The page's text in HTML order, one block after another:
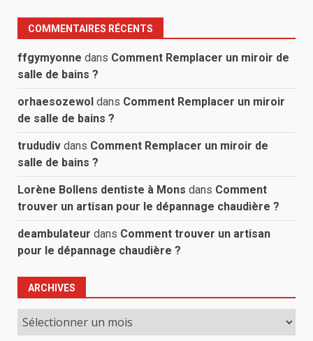
COMMENTAIRES RÉCENTS
ffgymyonne dans Comment Remplacer un miroir de
salle de bains ?
orhaesozewol dans Comment Remplacer un miroir
de salle de bains ?
trududiv dans Comment Remplacer un miroir de
salle de bains ?
Lorène Bollens dentiste à Mons dans Comment
trouver un artisan pour le dépannage chaudière ?
deambulateur dans Comment trouver un artisan
pour le dépannage chaudière ?
ARCHIVES
Archives